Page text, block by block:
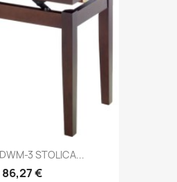
3 STOLICA...
86,27 €